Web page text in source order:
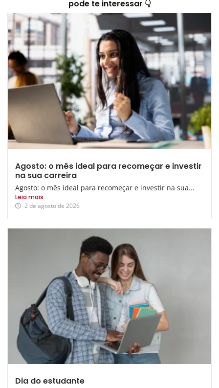
pode te interessar 👇
Agosto: o mês ideal para recomeçar e investir
na sua carreira
Agosto: o mês ideal para recomeçar e investir na sua...
Leia mais
2 de agosto de 2026
Dia do estudante